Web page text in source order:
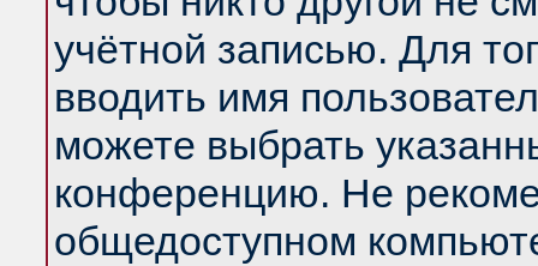
учётной записью. Для
вводить имя
можете выбрать
конференцию. Не
общедоступном